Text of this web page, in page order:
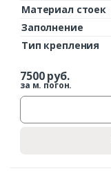
Материал стоек
Заполнение
Тип крепления
7500руб.
за м. погон.